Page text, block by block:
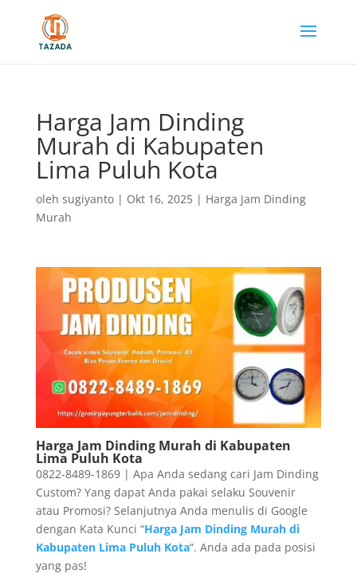
Harga Jam Dinding
Murah di Kabupaten
Lima Puluh Kota
oleh sugiyanto| Okt 16, 2025| Harga Jam Dinding
Murah
Harga Jam Dinding Murah di Kabupaten
Lima Puluh Kota
0822-8489-1869 | Apa Anda sedang cari Jam Dinding
Custom? Yang dapat Anda pakai selaku Souvenir
atau Promosi? Selanjutnya Anda menulis di Google
dengan Kata Kunci “Harga Jam Dinding Murah di
Kabupaten Lima Puluh Kota“. Anda ada pada posisi
yang pas!